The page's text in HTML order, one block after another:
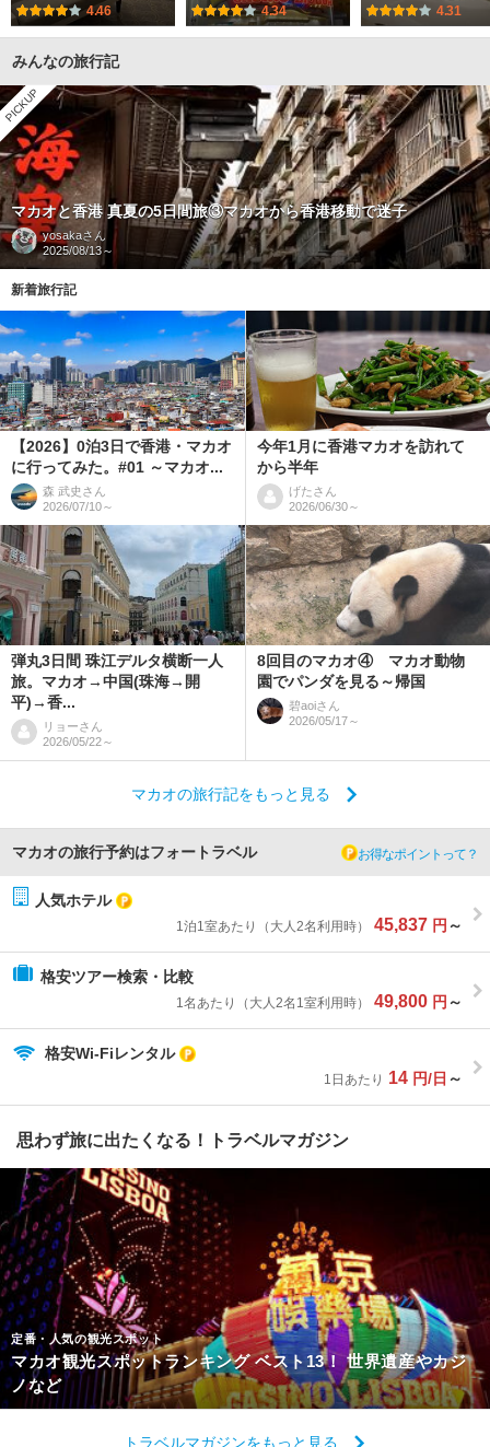
4.46 4.34 4.31
みんなの旅行記
PICKUP
マカオと香港 真夏の5日間旅③マカオから香港移動で迷子
yosakaさん
2025/08/13～
新着旅行記
【2026】0泊3日で香港・マカオ
に行ってみた。#01 ～マカオ...
森 武史 さん
2026/07/10～
今年1月に香港マカオを訪れて
から半年
げたさん
2026/06/30～
弾丸3日間 珠江デルタ横断一人
旅。マカオ→中国(珠海→開
平)→香...
リョーさん
2026/05/22～
8回目のマカオ④ マカオ動物
園でパンダを見る～帰国
碧aoiさん
2026/05/17～
マカオの旅行記をもっと見る
マカオの旅行予約はフォートラベル お得なポイントって？
人気ホテル
1泊1室あたり（大人2名利用時） 45,837 円 ～
格安ツアー検索・比較
1名あたり（大人2名1室利用時） 49,800 円 ～
格安Wi-Fiレンタル
1日あたり 14 円/日 ～
思わず旅に出たくなる！トラベルマガジン
定番・人気の観光スポット
マカオ観光スポットランキング ベスト13！ 世界遺産やカジ
ノなど
トラベルマガジンをもっと見る